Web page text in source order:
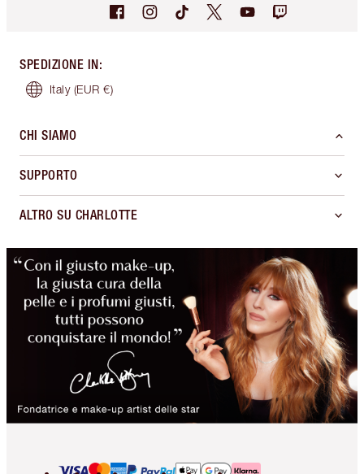
SPEDIZIONE IN:
Italy (EUR €)
CHI SIAMO
SUPPORTO
ALTRO SU CHARLOTTE